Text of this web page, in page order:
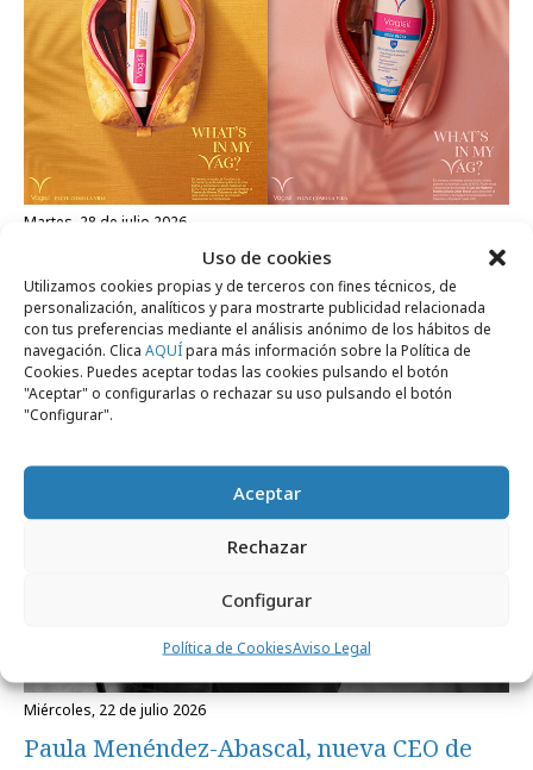
Uso de cookies
Utilizamos cookies propias y de terceros con fines técnicos, de
personalización, analíticos y para mostrarte publicidad relacionada
con tus preferencias mediante el análisis anónimo de los hábitos de
navegación. Clica AQUÍpara más información sobre la Política de
Cookies. Puedes aceptar todas las cookies pulsando el botón
"Aceptar" o configurarlas o rechazar su uso pulsando el botón
"Configurar".
Aceptar
Rechazar
Configurar
Política de CookiesAviso Legal
martes, 28 de julio 2026
Publicis España y Vagisil presentan “What
´s in my vag”
Profesionales
miércoles, 22 de julio 2026
Paula Menéndez-Abascal, nueva CEO de